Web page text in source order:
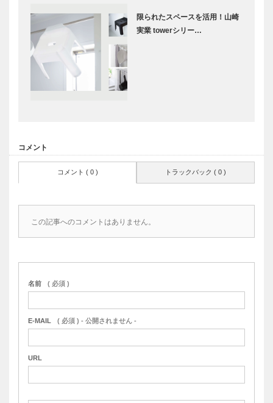
限られたスペースを活用！山崎
実業 towerシリー…
コメント
コメント ( 0 ) トラックバック ( 0 )
この記事へのコメントはありません。
名前 ( 必須 )
E-MAIL ( 必須 ) - 公開されません -
URL